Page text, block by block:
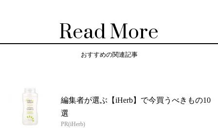
Read More
おすすめの関連記事
編集者が選ぶ【iHerb】で今買うべきもの10
選
PR(iHerb)